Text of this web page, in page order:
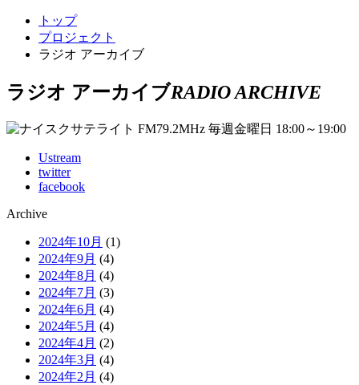
トップ
プロジェクト
ラジオ アーカイブ
ラジオ アーカイブRADIO ARCHIVE
Ustream
twitter
facebook
Archive
2024年10月 (1)
2024年9月 (4)
2024年8月 (4)
2024年7月 (3)
2024年6月 (4)
2024年5月 (4)
2024年4月 (2)
2024年3月 (4)
2024年2月 (4)